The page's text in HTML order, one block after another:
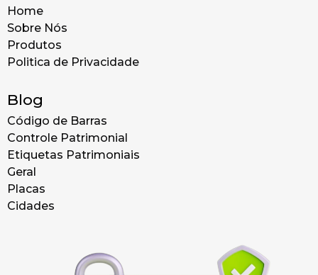
Home
Sobre Nós
Produtos
Politica de Privacidade
Blog
Código de Barras
Controle Patrimonial
Etiquetas Patrimoniais
Geral
Placas
Cidades